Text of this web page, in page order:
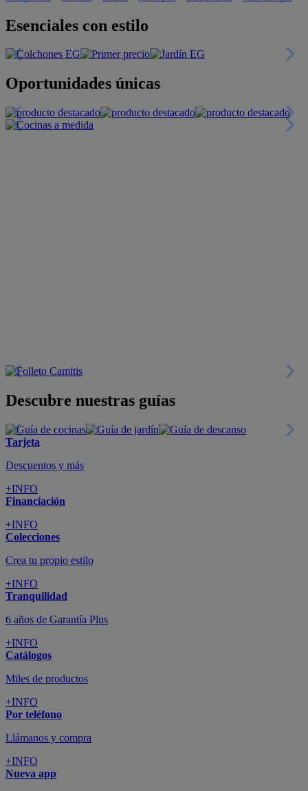
Esenciales con estilo
Oportunidades únicas
Descubre nuestras guías
Tarjeta
Descuentos y más
+INFO
Financiación
+INFO
Colecciones
Crea tu propio estilo
+INFO
Tranquilidad
6 años de Garantía Plus
+INFO
Catálogos
Miles de productos
+INFO
Por teléfono
Llámanos y compra
+INFO
Nueva app